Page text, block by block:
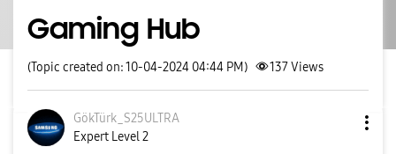
Gaming Hub
(Topic created on: 10-04-2024 04:44 PM) 137Views
GökTürk_S25ULTRA
Expert Level 2